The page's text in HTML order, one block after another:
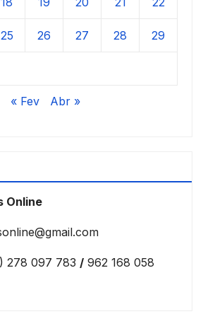
25 26 27 28 29
« Fev Abr »
Online
278 097 783 / 962 168 058